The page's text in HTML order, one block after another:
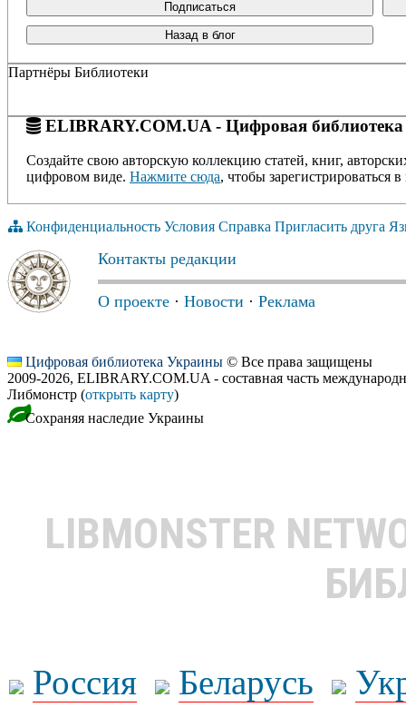
Подписаться
Назад в блог
Партнёры Библиотеки
ELIBRARY.COM.UA - Цифровая библиотека
Создайте свою авторскую коллекцию статей, книг,
цифровом виде. Нажмите сюда, чтобы зарегистрироваться в
Конфиденциальность Условия Справка Пригласить друга
Контакты редакции
О проекте · Новости · Реклама
Цифровая библиотека Украины © Все права защищены
2009-2026, ELIBRARY.COM.UA - составная часть
Либмонстр (открыть карту)
Сохраняя наследие Украины
LIBMONSTER
Россия Беларусь